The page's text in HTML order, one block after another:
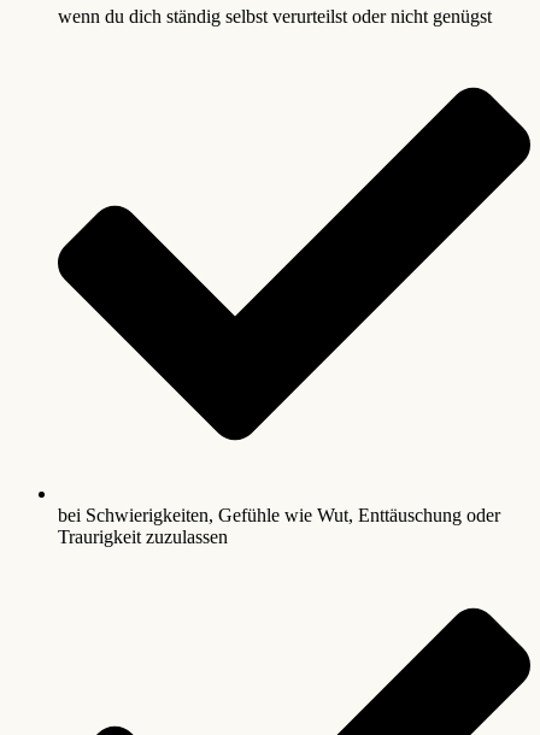
wenn du dich ständig selbst verurteilst oder nicht genügst
bei Schwierigkeiten, Gefühle wie Wut, Enttäuschung oder
Traurigkeit zuzulassen